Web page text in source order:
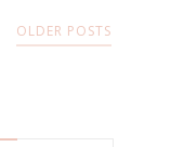
OLDER POSTS